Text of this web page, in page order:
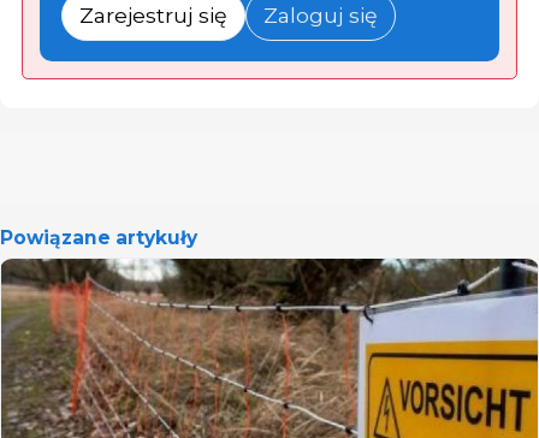
Zarejestruj się Zaloguj się
Powiązane artykuły